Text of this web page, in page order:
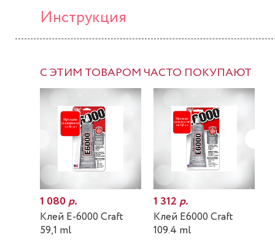
Инструкция
С ЭТИМ ТОВАРОМ ЧАСТО ПОКУПАЮТ
1 080р.
Клей E-6000 Craft
59,1 ml
1 312р.
Клей E6000 Craft
109.4 ml